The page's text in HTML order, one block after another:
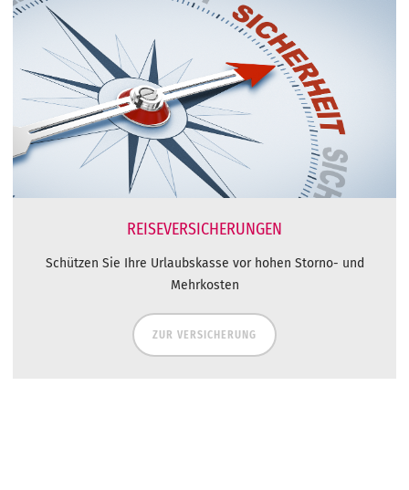
REISEVERSICHERUNGEN
Schützen Sie Ihre Urlaubskasse vor hohen Storno- und
Mehrkosten
ZUR VERSICHERUNG